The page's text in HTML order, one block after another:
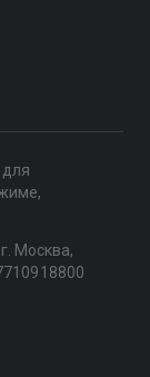
Москва,